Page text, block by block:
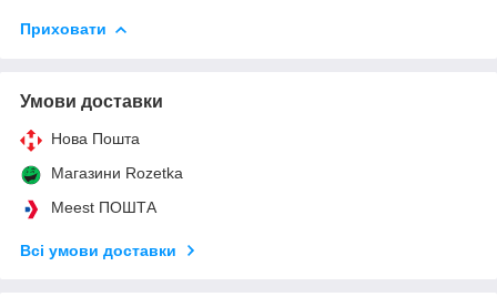
Приховати
Умови доставки
Нова Пошта
Магазини Rozetka
Meest ПОШТА
Всі умови доставки